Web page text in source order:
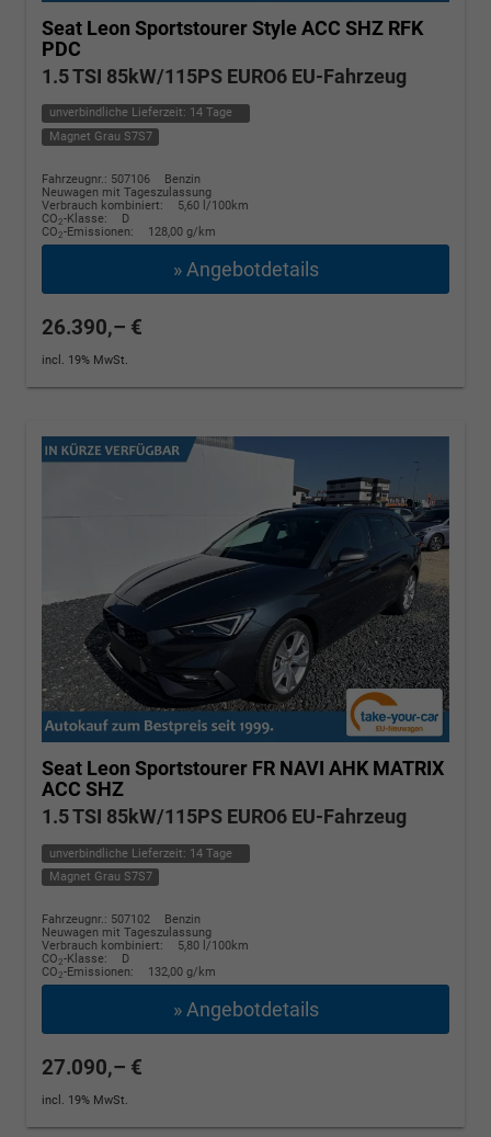
Seat Leon SportstourerStyle ACC SHZ RFK
PDC
1.5 TSI 85kW/115PS EURO6 EU-Fahrzeug
unverbindliche Lieferzeit: 14 Tage
Magnet Grau S7S7
Fahrzeugnr.: 507106
Benzin
Neuwagen mit Tageszulassung
Verbrauch kombiniert:
5,60 l/100km
CO2-Klasse:
D
CO2-Emissionen: 128,00 g/km
» Angebotdetails
26.390,– €
incl. 19% MwSt.
Seat Leon Sportstourer FR NAVI AHK MATRIX
ACC SHZ
1.5 TSI 85kW/115PS EURO6 EU-Fahrzeug
unverbindliche Lieferzeit: 14 Tage
Magnet Grau S7S7
Fahrzeugnr.: 507102
Benzin
Neuwagen mit Tageszulassung
Verbrauch kombiniert:
5,80 l/100km
CO2-Klasse:
D
CO2-Emissionen: 132,00 g/km
» Angebotdetails
27.090,– €
incl. 19% MwSt.